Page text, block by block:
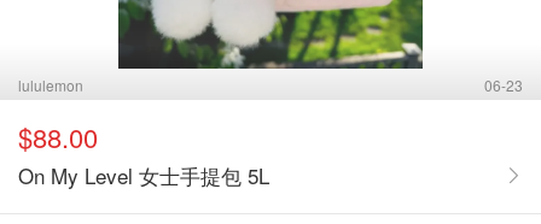
lululemon 06-23
$88.00
On My Level 女士手提包 5L